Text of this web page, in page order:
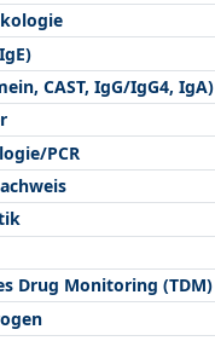
CAST, IgG/IgG4, IgA)
PCR
Drug Monitoring (TDM)